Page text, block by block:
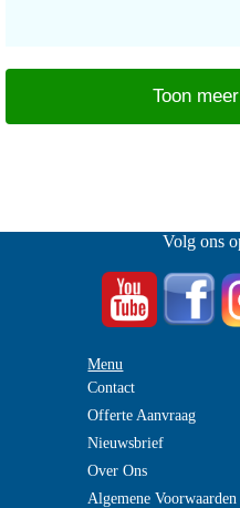
Toon
Volg ons
Menu
Contact
Offerte Aanvraag
Nieuwsbrief
Over Ons
Algemene Voorwaarden